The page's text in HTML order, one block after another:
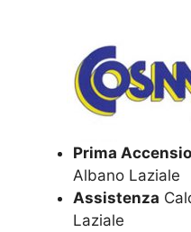
Prima
Albano Laziale
Assistenza
Laziale